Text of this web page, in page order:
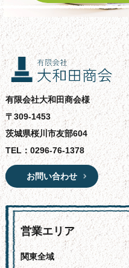
有限会社大和田商会様
〒309-1453
茨城県桜川市友部604
TEL： 0296-76-1378
お問い合わせ
営業エリア
関東全域